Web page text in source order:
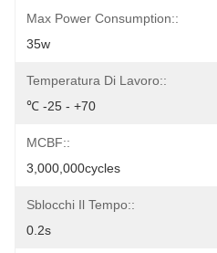
Max Power Consumption::
35w
Temperatura Di Lavoro::
℃ -25 - +70
MCBF::
3,000,000cycles
Sblocchi Il Tempo::
0.2s